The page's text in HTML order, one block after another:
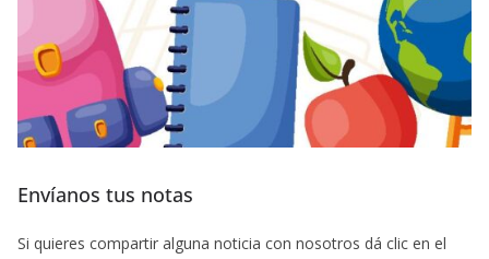
Envíanos tus notas
Si quieres compartir alguna noticia con nosotros dá clic en el